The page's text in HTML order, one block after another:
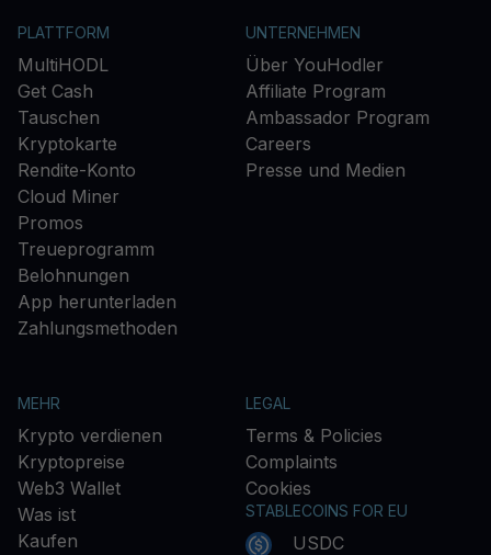
PLATTFORM
MultiHODL
Get Cash
Tauschen
Kryptokarte
Rendite-Konto
Cloud Miner
Promos
Treueprogramm
Belohnungen
App herunterladen
Zahlungsmethoden
UNTERNEHMEN
Über YouHodler
Affiliate Program
Ambassador Program
Careers
Presse und Medien
MEHR
Krypto verdienen
Kryptopreise
Web3 Wallet
Was ist
Kaufen
LEGAL
Terms & Policies
Complaints
Cookies
STABLECOINS FOR EU
USDC